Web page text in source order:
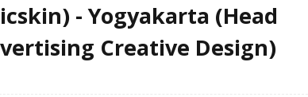
- Yogyakarta (Head
Creative Design)